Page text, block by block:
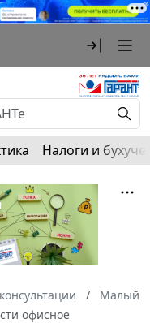
Налоги и
Малый
офисное